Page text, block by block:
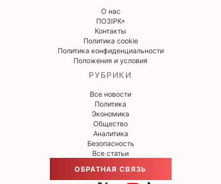
О нас
ПОЗІРК+
Контакты
Политика cookie
Политика конфиденциальности
Положения и условия
РУБРИКИ
Все новости
Политика
Экономика
Общество
Аналитика
Безопасность
Все статьи
ОБРАТНАЯ СВЯЗЬ